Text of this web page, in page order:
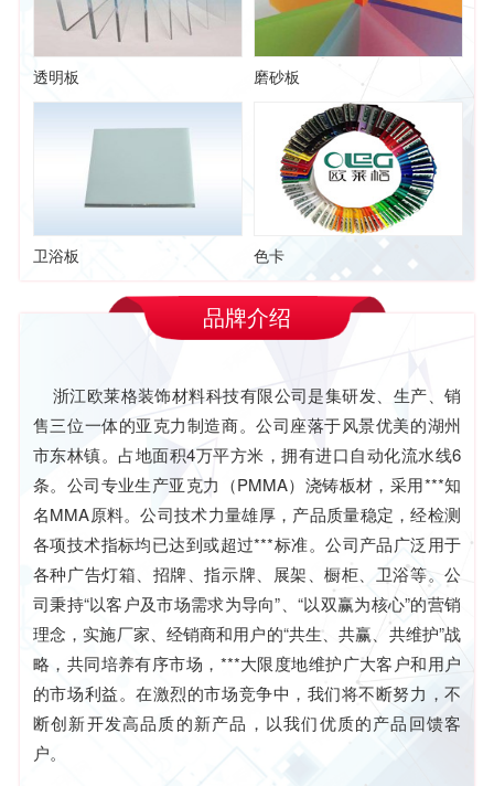
透明板 磨砂板
卫浴板 色卡
品牌介绍
浙江欧莱格装饰材料科技有限公司是集研发、生产、销
售三位一体的亚克力制造商。公司座落于风景优美的湖州
市东林镇。占地面积4万平方米，拥有进口自动化流水线6
条。公司专业生产亚克力（PMMA）浇铸板材，采用***知
名MMA原料。公司技术力量雄厚，产品质量稳定，经检测
各项技术指标均已达到或超过***标准。公司产品广泛用于
各种广告灯箱、招牌、指示牌、展架、橱柜、卫浴等。公
司秉持“以客户及市场需求为导向”、“以双赢为核心”的营销
理念，实施厂家、经销商和用户的“共生、共赢、共维护”战
略，共同培养有序市场，***大限度地维护广大客户和用户
的市场利益。在激烈的市场竞争中，我们将不断努力，不
断创新开发高品质的新产品，以我们优质的产品回馈客
户。